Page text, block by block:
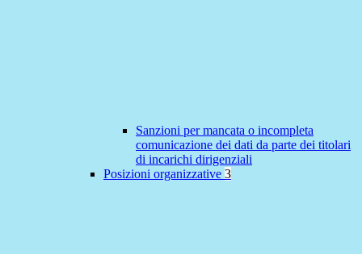
Sanzioni per mancata o incompleta
comunicazione dei dati da parte dei titolari
di incarichi dirigenziali
Posizioni organizzative 3